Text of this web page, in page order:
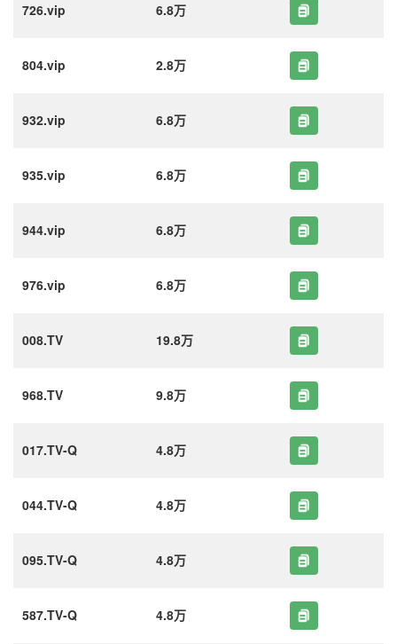
726.vip 6.8万
804.vip 2.8万
932.vip 6.8万
935.vip 6.8万
944.vip 6.8万
976.vip 6.8万
008.TV 19.8万
968.TV 9.8万
017.TV-Q 4.8万
044.TV-Q 4.8万
095.TV-Q 4.8万
587.TV-Q 4.8万